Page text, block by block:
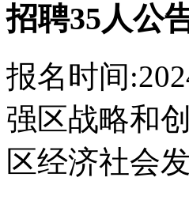
招聘35人公
报名时间
强区战略和
区经济社会